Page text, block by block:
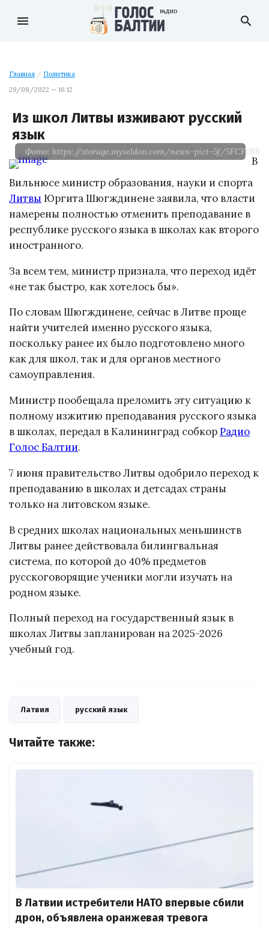
menu search
Главная / Политика
29/08/2022 — 16:12
Из школ Литвы изживают русский
язык
Фото: https://storage.myseldon.com/news-pict-5f/
В
Вильнюсе министр образования, науки и спорта
Литвы Юргита Шюгждинене заявила, что власти
намерены полностью отменить преподавание в
республике русского языка в школах как второго
иностранного.
За всем тем, министр признала, что переход идёт
«не так быстро, как хотелось бы».
По словам Шюгждинене, сейчас в Литве проще
найти учителей именно русского языка,
поскольку ранее их было подготовлено много
как для школ, так и для органов местного
самоуправления.
Министр пообещала преломить эту ситуацию к
полному изжитию преподавания русского языка
в школах, передал в Калининград собкорРадио
Голос Балтии.
7 июня правительство Литвы одобрило переход к
преподаванию в школах и детсадах страны
только на литовском языке.
В средних школах национальных меньшинств
Литвы ранее действовала билингвальная
система, по которой до 40% предметов
русскоговорящие ученики могли изучать на
родном языке.
Полный переход на государственный язык в
школах Литвы запланирован на 2025-2026
учебный год.
Латвия русский язык
Читайте также:
В Латвии истребители НАТО впервые сбили
дрон, объявлена оранжевая тревога